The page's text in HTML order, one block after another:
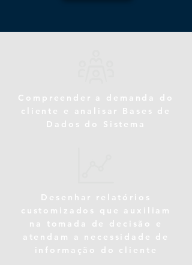
Compreender a demanda do
cliente e analisar Bases de
Dados do Sistema
Desenhar relatórios
customizados que auxiliam
na tomada de decisão e
atendam a necessidade de
informação do cliente